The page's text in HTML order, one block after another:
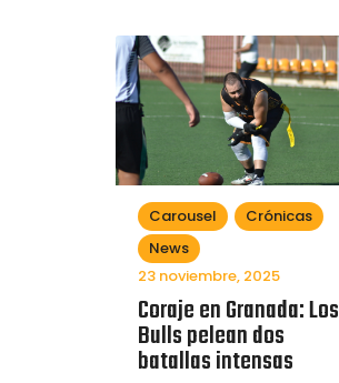
Carousel
Crónicas
News
23 noviembre, 2025
Coraje en Granada: Los
Bulls pelean dos
batallas intensas